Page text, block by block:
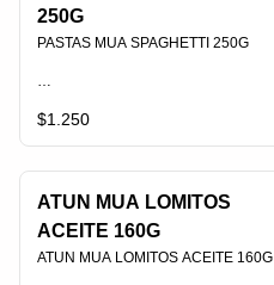
250G
PASTAS MUA SPAGHETTI 250G
$1.250
ATUN MUA LOMITOS
ACEITE 160G
ATUN MUA LOMITOS ACEITE 160G